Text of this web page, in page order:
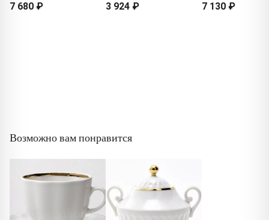
7 680 ₽
3 924 ₽
7 130 ₽
Возможно вам понравится